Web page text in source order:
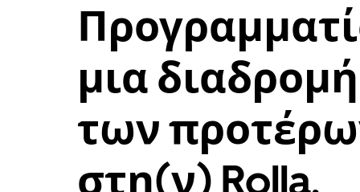
μια
των
στη(ν) Rolla,